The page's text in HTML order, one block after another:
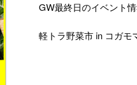
GW最終日のイベント情
軽トラ野菜市 in コガモ